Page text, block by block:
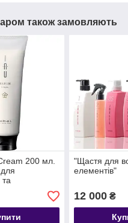
також замовляють
200 мл.
та
волосся
"Щастя для
елементів"
12 000₴